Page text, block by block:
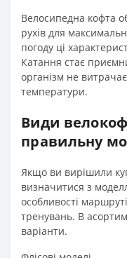
Велосипедна кофта
рухів для
погоду ці
Катання стає
організм не
температури.
Види
правильну
Якщо ви вирішили
визначитися з
особливості
тренувань. В
варіанти.